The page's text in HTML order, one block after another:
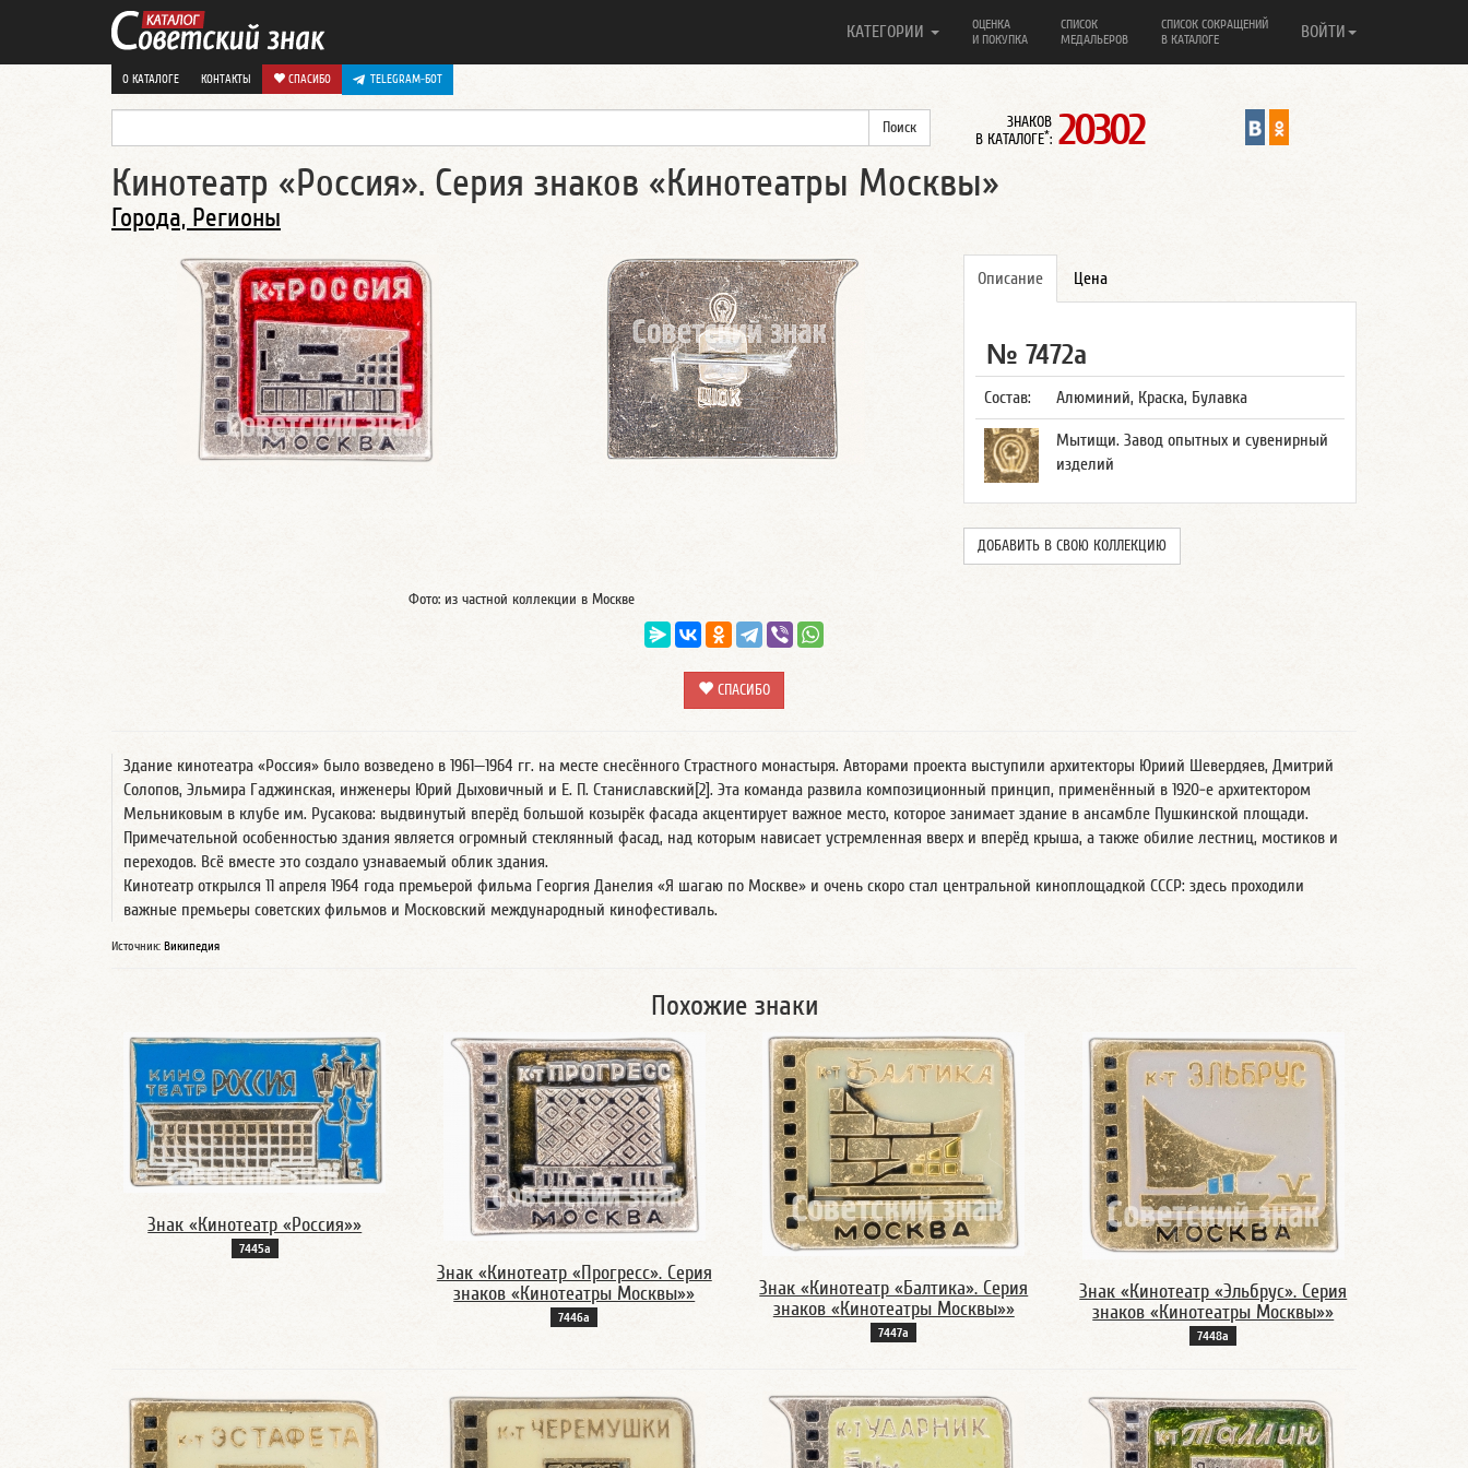
КАТЕГОРИИ
ОЦЕНКА
И ПОКУПКА
СПИСОК
МЕДАЛЬЕРОВ
СПИСОК СОКРАЩЕНИЙ
В КАТАЛОГЕ
ВОЙТИ
О КАТАЛОГЕ КОНТАКТЫ СПАСИБО TELEGRAM-БОТ
ЗНАКОВ
В КАТАЛОГЕ*: 20302
Кинотеатр «Россия». Серия знаков «Кинотеатры Москвы»
Города, Регионы
Описание Цена
№ 7472а
Состав: Алюминий, Краска, Булавка
Мытищи. Завод опытных и сувенирный
изделий
ДОБАВИТЬ В СВОЮ КОЛЛЕКЦИЮ
Фото: из частной коллекции в Москве
СПАСИБО
Здание кинотеатра «Россия» было возведено в 1961—1964 гг. на месте снесённого Страстного монастыря. Авторами проекта выступили архитекторы Юриий Шевердяев, Дмитрий
Солопов, Эльмира Гаджинская, инженеры Юрий Дыховичный и Е. П. Станиславский[2]. Эта команда развила композиционный принцип, применённый в 1920-е архитектором
Мельниковым в клубе им. Русакова: выдвинутый вперёд большой козырёк фасада акцентирует важное место, которое занимает здание в ансамбле Пушкинской площади.
Примечательной особенностью здания является огромный стеклянный фасад, над которым нависает устремленная вверх и вперёд крыша, а также обилие лестниц, мостиков и
переходов. Всё вместе это создало узнаваемый облик здания.
Кинотеатр открылся 11 апреля 1964 года премьерой фильма Георгия Данелия «Я шагаю по Москве» и очень скоро стал центральной киноплощадкой СССР: здесь проходили
важные премьеры советских фильмов и Московский международный кинофестиваль.
Источник: Википедия
Похожие знаки
Знак «Кинотеатр «Россия»»
7445а
Знак «Кинотеатр «Прогресс». Серия
знаков «Кинотеатры Москвы»»
7446а
Знак «Кинотеатр «Балтика». Серия
знаков «Кинотеатры Москвы»»
7447а
Знак «Кинотеатр «Эльбрус». Серия
знаков «Кинотеатры Москвы»»
7448а